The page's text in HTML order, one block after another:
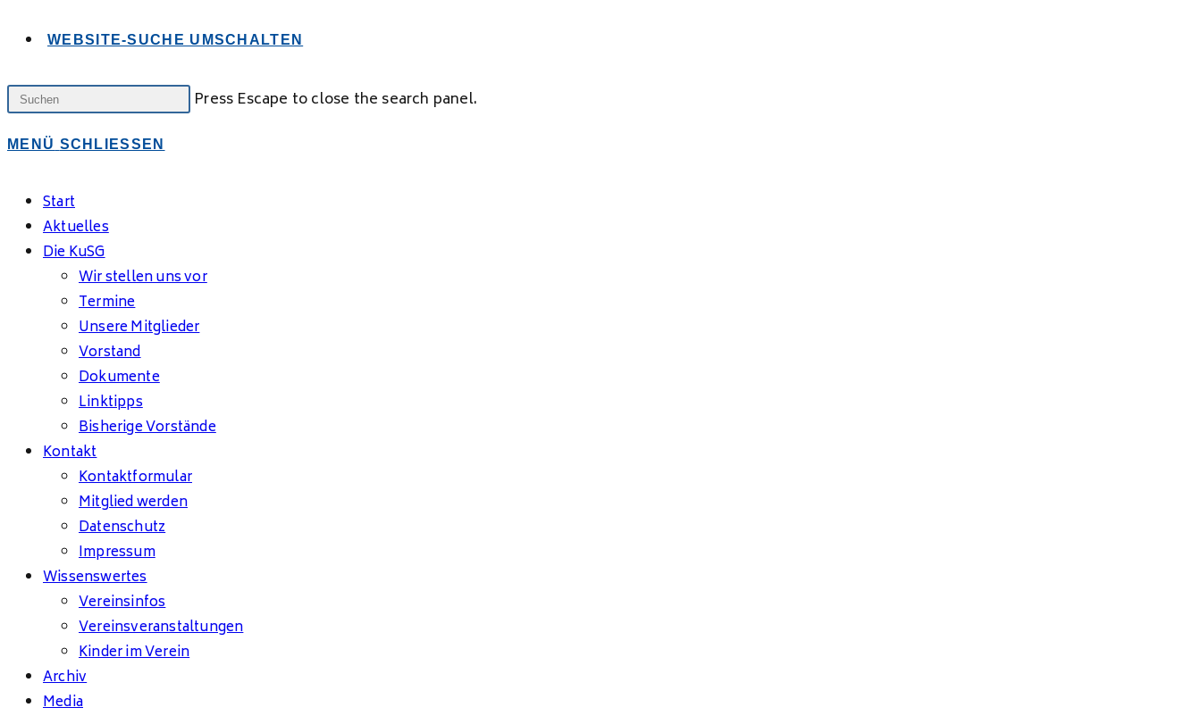
WEBSITE-SUCHE UMSCHALTEN
Press Escape to close the search panel.
MENÜ SCHLIESSEN
Start
Aktuelles
Die KuSG
Wir stellen uns vor
Termine
Unsere Mitglieder
Vorstand
Dokumente
Linktipps
Bisherige Vorstände
Kontakt
Kontaktformular
Mitglied werden
Datenschutz
Impressum
Wissenswertes
Vereinsinfos
Vereinsveranstaltungen
Kinder im Verein
Archiv
Media